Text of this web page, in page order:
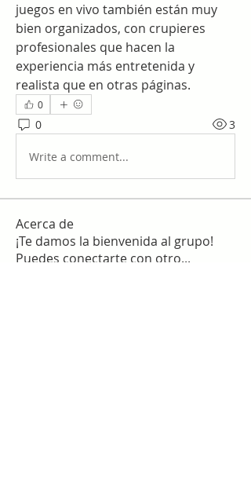
juegos en vivo también están muy
bien organizados, con crupieres
profesionales que hacen la
experiencia más entretenida y
realista que en otras páginas.
0
0 3
Write a comment...
Acerca de
¡Te damos la bienvenida al grupo!
Puedes conectarte con otro...